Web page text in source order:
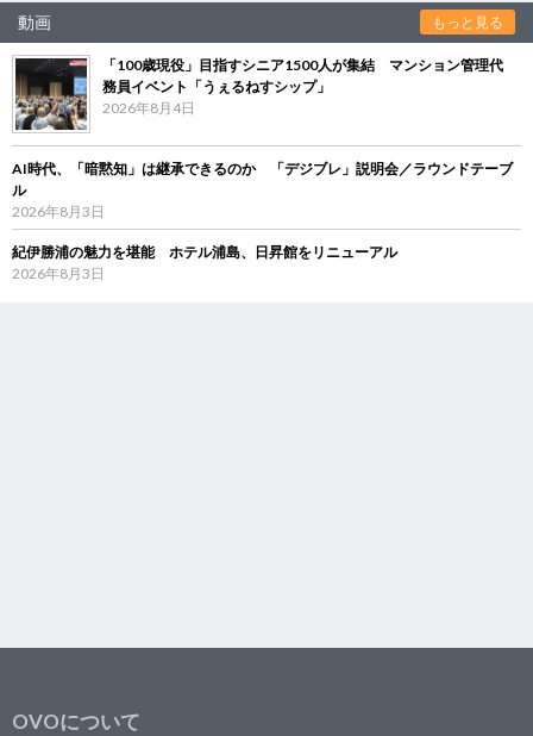
動画 もっと見る
「100歳現役」目指すシニア1500人が集結 マンション管理代
務員イベント「うぇるねすシップ」
2026年8月4日
AI時代、「暗黙知」は継承できるのか 「デジブレ」説明会／ラウンドテーブ
ル
2026年8月3日
紀伊勝浦の魅力を堪能 ホテル浦島、日昇館をリニューアル
2026年8月3日
OVOについて